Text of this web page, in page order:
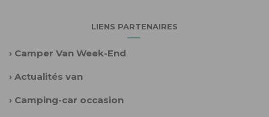
LIENS PARTENAIRES
› Camper Van Week-End
› Actualités van
› Camping-car occasion